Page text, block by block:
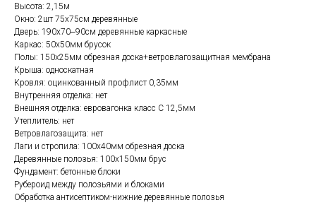
Высота: 2,15м
Окно: 2шт 75х75см деревянные
Дверь: 190х70‒90см деревянные каркасные
Каркас: 50х50мм брусок
Полы: 150х25мм обрезная доска+ветровлагозащитная мембрана
Крыша: односкатная
Кровля: оцинкованный профлист 0,35мм
Внутренняя отделка: нет
Внешняя отделка: евровагонка класс С 12,5мм
Утеплитель: нет
Ветровлагозащита: нет
Лаги и стропила: 100х40мм обрезная доска
Деревянные полозья: 100х150мм брус
Фундамент: бетонные блоки
Рубероид между полозьями и блоками
Обработка антисептиком-нижние деревянные полозья